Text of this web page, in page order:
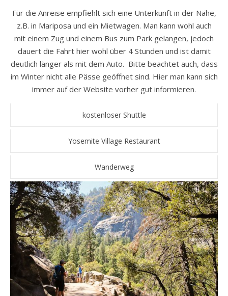
Für die Anreise empfiehlt sich eine Unterkunft in der Nähe,
z.B. in Mariposa und ein Mietwagen. Man kann wohl auch
mit einem Zug und einem Bus zum Park gelangen, jedoch
dauert die Fahrt hier wohl über 4 Stunden und ist damit
deutlich länger als mit dem Auto. Bitte beachtet auch, dass
im Winter nicht alle Pässe geöffnet sind. Hier man kann sich
immer auf der Website vorher gut informieren.
kostenloser Shuttle
Yosemite Village Restaurant
Wanderweg